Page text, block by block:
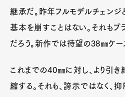
継承だ。昨年フルモデルチェンジ
基本を崩すことはない。それも
だろう。新作では待望の38㎜ケー
これまでの40㎜に対し、より引
縮する。それも、誇示ではなく、